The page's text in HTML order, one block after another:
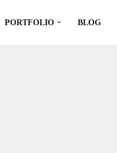
PORTFOLIO BLOG